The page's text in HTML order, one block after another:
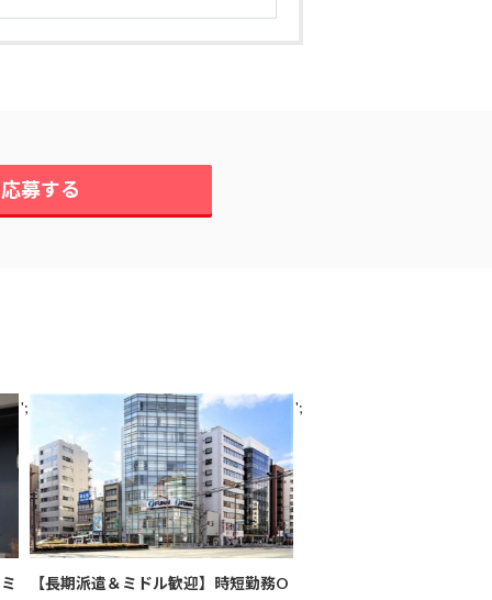
募する
';
【長期派遣＆ミドル歓迎】時短勤務O
';